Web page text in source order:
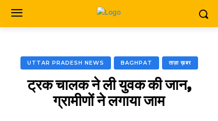
UTTAR PRADESH NEWS BAGHPAT ताज़ा ख़बर
ट्रक चालक ने ली युवक की जान,
ग्रामीणों ने लगाया जाम